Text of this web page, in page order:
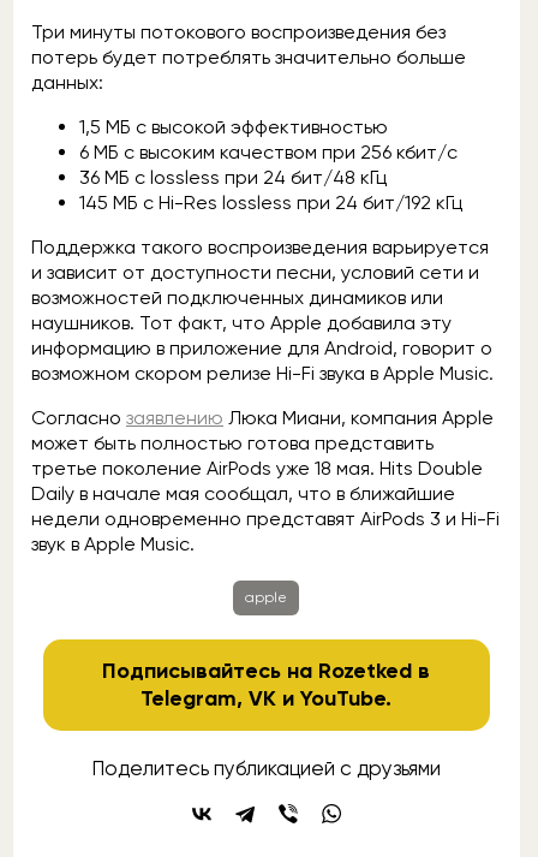
Три минуты потокового воспроизведения без
потерь будет потреблять значительно больше
данных:
1,5 МБ с высокой эффективностью
6 МБ с высоким качеством при 256 кбит/с
36 МБ с lossless при 24 бит/48 кГц
145 МБ с Hi-Res lossless при 24 бит/192 кГц
Поддержка такого воспроизведения варьируется
и зависит от доступности песни, условий сети и
возможностей подключенных динамиков или
наушников. Тот факт, что Apple добавила эту
информацию в приложение для Android, говорит о
возможном скором релизе Hi-Fi звука в Apple Music.
Согласно заявлению Люка Миани, компания Apple
может быть полностью готова представить
третье поколение AirPods уже 18 мая. Hits Double
Daily в начале мая сообщал, что в ближайшие
недели одновременно представят AirPods 3 и Hi-Fi
звук в Apple Music.
apple
Подписывайтесь на Rozetked в
Telegram,VK иYouTube.
Поделитесь публикацией с друзьями